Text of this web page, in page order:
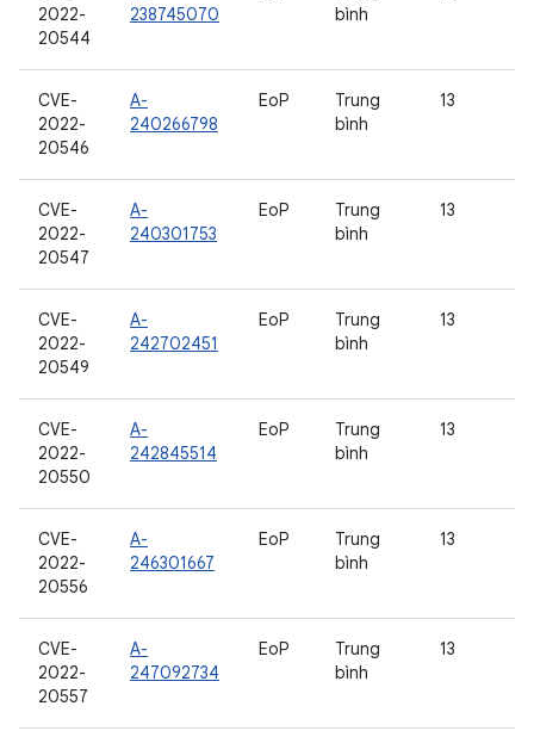
2022-
20544
238745070
bình
CVE-
2022-
20546
A-
240266798
EoP
Trung
bình
13
CVE-
2022-
20547
A-
240301753
EoP
Trung
bình
13
CVE-
2022-
20549
A-
242702451
EoP
Trung
bình
13
CVE-
2022-
20550
A-
242845514
EoP
Trung
bình
13
CVE-
2022-
20556
A-
246301667
EoP
Trung
bình
13
CVE-
2022-
20557
A-
247092734
EoP
Trung
bình
13